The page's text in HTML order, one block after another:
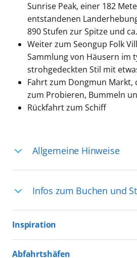
Sunrise Peak, einer 182
entstandenen
890 Stufen zur Spitze und
Weiter zum Seongup Folk
Sammlung von Häusern im
strohgedeckten Stil mit
Fahrt zum Dongmun Markt,
zum Probieren, Bummeln
Rückfahrt zum Schiff
Allgemeine Hinweise
Deutschsprachige
in vielen Regionen
einigen Ländern selten,
englischsprachige
Ausflüge führen. Beide
Infos zum Buchen und
entweder bereits vor der
Inspiration
Aktivurlaub mit AIDA
Abfahrtshäfen